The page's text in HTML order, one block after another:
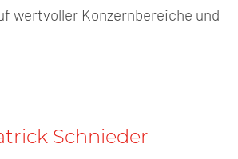
wertvoller Konzernbereiche und
Schnieder